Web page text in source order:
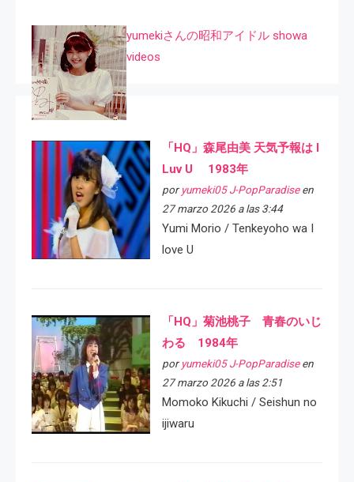
yumekiさんの昭和アイドル showa
videos
「HQ」森尾由美 天気予報は I
Luv U 1983年
por yumeki05 J-PopParadiseen
27 marzo 2026 a las 3:44
Yumi Morio / Tenkeyoho wa I
love U
「HQ」菊池桃子 青春のいじ
わる 1984年
por yumeki05 J-PopParadiseen
27 marzo 2026 a las 2:51
Momoko Kikuchi / Seishun no
ijiwaru